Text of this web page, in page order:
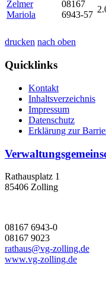
Zelmer
Mariola
08167
6943-57
drucken nach oben
Quicklinks
Kontakt
Inhaltsverzeichnis
Impressum
Datenschutz
Erklärung zur
Rathausplatz 1
85406 Zolling
08167 6943-0
08167 9023
rathaus@vg-zolling.de
www.vg-zolling.de